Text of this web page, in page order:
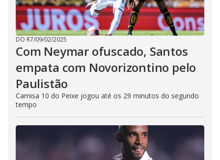
DO R7/09/02/2025
Com Neymar ofuscado, Santos
empata com Novorizontino pelo
Paulistão
Camisa 10 do Peixe jogou até os 29 minutos do segundo
tempo